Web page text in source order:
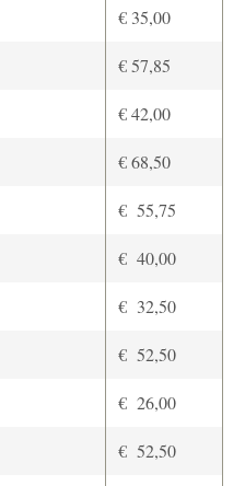
€ 35,00
€ 57,85
€ 42,00
€ 68,50
€ 55,75
€ 40,00
€ 32,50
€ 52,50
€ 26,00
€ 52,50